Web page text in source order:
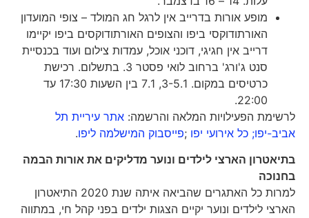
מופע אורות בדרייב אין לרגל חג המולד – צופי המועדון
האורתודוקסי ביפו והצופים האורתודוקסים ביפו יקיימו
דרייב אין חגיגי, דוכני אוכל, עמדות צילום ועוד בכנסיית
סנט ג'ורג' ברחוב לואי פסטר 3. בתשלום. רכישת
כרטיסים במקום. 3-5.1, 7.1 בין השעות 17:30 עד
22:00.
לרשימת הפעילויות המלאה והרשמה:אתר עיריית תל
אביב-יפו;כל אירועי יפו ;פייסבוק המישלמה ליפו.
בתיאטרון הארצי לילדים ונוער מדליקים את אורות הבמה
בחנוכה
למרות כל האתגרים שהביאה איתה שנת 2020 התיאטרון
הארצי לילדים ונוער יקיים הצגות ילדים בפני קהל חי, במתווה